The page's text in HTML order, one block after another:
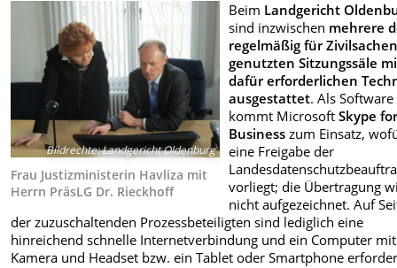
Bildrechte:Landgericht Oldenburg
Frau Justizministerin Havliza mit
Herrn PräsLG Dr. Rieckhoff
Beim Landgericht
sind inzwischen mehrere
regelmäßig für
genutzten Sitzungssäle
dafür erforderlichen
ausgestattet. Als Software
kommt MicrosoftSkype
Business zum Einsatz,
eine Freigabe der
vorliegt; die Übertragung
nicht aufgezeichnet. Auf
der zuzuschaltenden Prozessbeteiligten sind lediglich eine
hinreichend schnelle Internetverbindung und ein Computer mit
Kamera und Headset bzw. ein Tablet oder Smartphone